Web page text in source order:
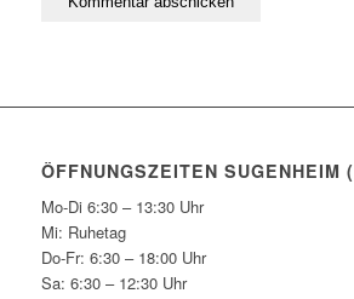
ÖFFNUNGSZEITEN SUGENHEIM
Mo-Di 6:30 – 13:30 Uhr
Mi: Ruhetag
Do-Fr: 6:30 – 18:00 Uhr
Sa: 6:30 – 12:30 Uhr